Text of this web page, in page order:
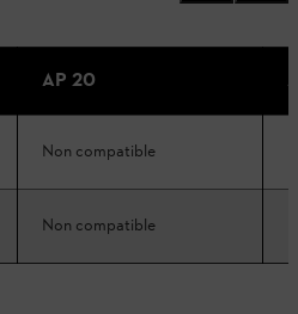
AP 20
Non compatible
Non compatible